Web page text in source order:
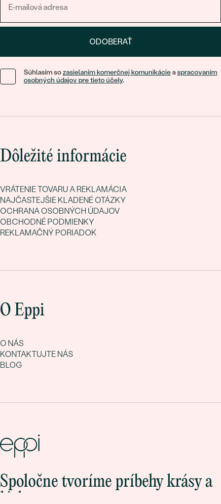
ODOBERAŤ
Súhlasím sozasielaním komerčnej komunikácieaspracovaním
osobných údajov pre tieto účely.
Dôležité informácie
VRÁTENIE TOVARU A REKLAMÁCIA
NAJČASTEJŠIE KLADENÉ OTÁZKY
OCHRANA OSOBNÝCH ÚDAJOV
OBCHODNÉ PODMIENKY
REKLAMAČNÝ PORIADOK
O Eppi
O NÁS
KONTAKTUJTE NÁS
BLOG
Spoločne tvoríme príbehy krásy a